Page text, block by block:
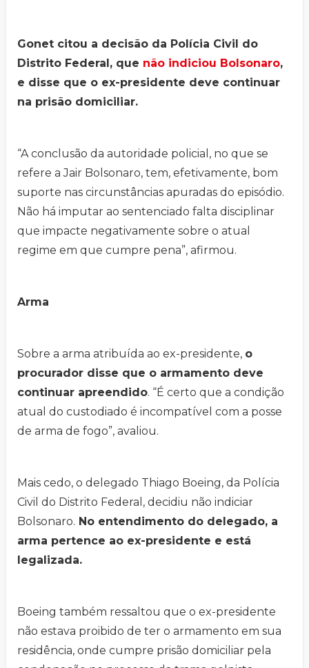
Gonet citou a decisão da Polícia Civil do
Distrito Federal, que não indiciou Bolsonaro,
e disse que o ex-presidente deve continuar
na prisão domiciliar.
“A conclusão da autoridade policial, no que se
refere a Jair Bolsonaro, tem, efetivamente, bom
suporte nas circunstâncias apuradas do episódio.
Não há imputar ao sentenciado falta disciplinar
que impacte negativamente sobre o atual
regime em que cumpre pena”, afirmou.
Arma
Sobre a arma atribuída ao ex-presidente, o
procurador disse que o armamento deve
continuar apreendido. “É certo que a condição
atual do custodiado é incompatível com a posse
de arma de fogo”, avaliou.
Mais cedo, o delegado Thiago Boeing, da Polícia
Civil do Distrito Federal, decidiu não indiciar
Bolsonaro. No entendimento do delegado, a
arma pertence ao ex-presidente e está
legalizada.
Boeing também ressaltou que o ex-presidente
não estava proibido de ter o armamento em sua
residência, onde cumpre prisão domiciliar pela